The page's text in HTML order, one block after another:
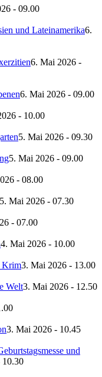
- 09.00
und Lateinamerika6.
6. Mai 2026 -
6. Mai 2026 - 09.00
- 10.00
5. Mai 2026 - 09.30
5. Mai 2026 - 09.00
- 08.00
5. Mai 2026 - 07.30
- 07.00
4. Mai 2026 - 10.00
Krim3. Mai 2026 - 13.00
Welt3. Mai 2026 - 12.50
3. Mai 2026 - 10.45
und
10.30